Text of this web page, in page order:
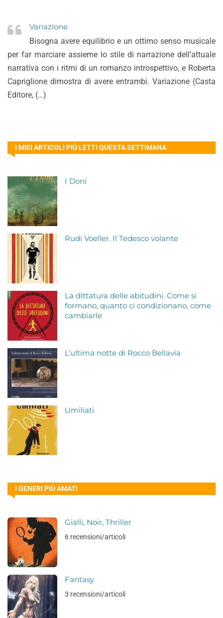
Variazione
Bisogna avere equilibrio e un ottimo senso musicale
per far marciare assieme lo stile di narrazione dell’attuale
narrativa con i ritmi di un romanzo introspettivo, e Roberta
Capriglione dimostra di avere entrambi. Variazione (Casta
Editore, (…)
I MIEI ARTICOLI PIÙ LETTI QUESTA SETTIMANA
I Doni
Rudi Voeller. Il Tedesco volante
La dittatura delle abitudini. Come si
formano, quanto ci condizionano, come
cambiarle
L’ultima notte di Rocco Bellavia
Umiliati
I GENERI PIÙ AMATI
Gialli, Noir, Thriller
6 recensioni/articoli
Fantasy
3 recensioni/articoli